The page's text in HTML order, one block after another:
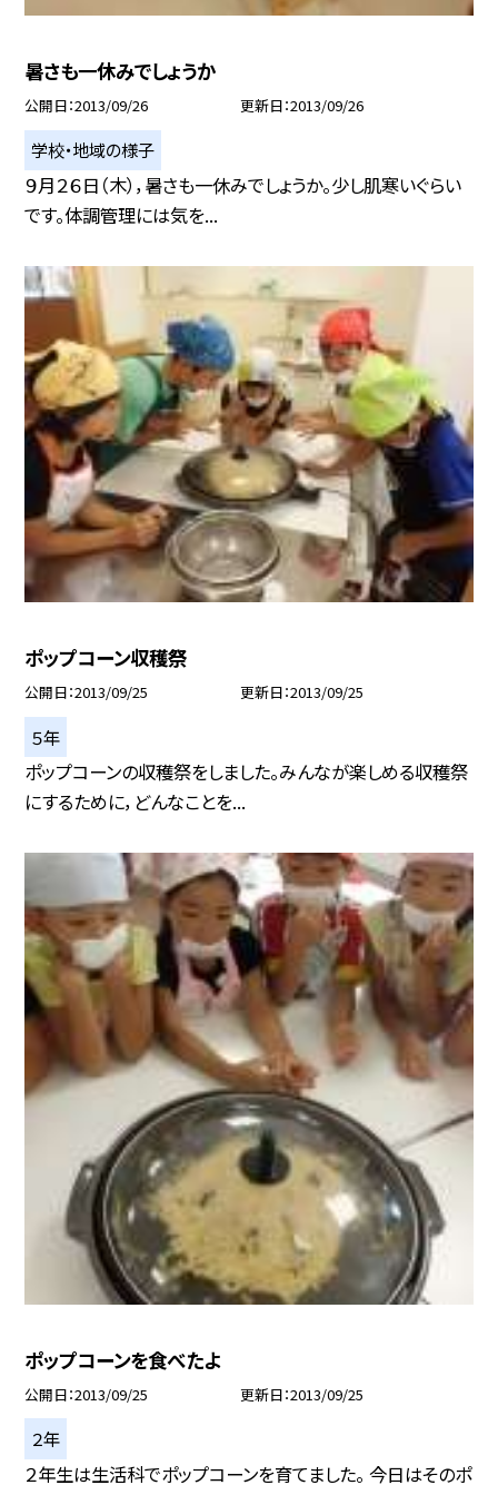
暑さも一休みでしょうか
公開日 2013/09/26 更新日 2013/09/26
学校・地域の様子
９月２６日（木），暑さも一休みでしょうか。少し肌寒いぐらい
です。体調管理には気を...
ポップコーン収穫祭
公開日 2013/09/25 更新日 2013/09/25
５年
ポップコーンの収穫祭をしました。みんなが楽しめる収穫祭
にするために，どんなことを...
ポップコーンを食べたよ
公開日 2013/09/25 更新日 2013/09/25
２年
２年生は生活科でポップコーンを育てました。 今日はそのポ